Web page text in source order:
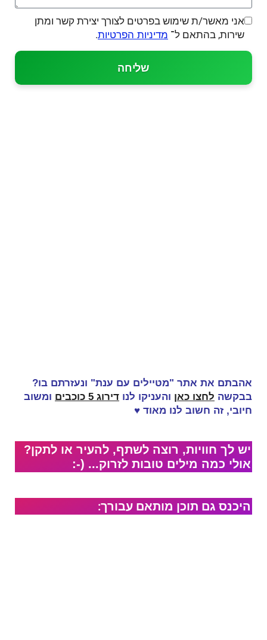
אני מאשר/ת שימוש בפרטים לצורך יצירת קשר ומתן
שירות, בהתאם ל־ מדיניות הפרטיות.
שליחה
אהבתם את אתר "מטיילים עם ענת" ונעזרתם בו?
בבקשה לחצו כאן והעניקו לנו דירוג 5 כוכבים
ומשוב
חיובי, זה חשוב לנו מאוד ♥
יש לך חוויות, רוצה לשתף, להעיר או לתקן?
אולי כמה מילים טובות לזרוק... (-:
היכנס גם תוכן מותאם עבורך: